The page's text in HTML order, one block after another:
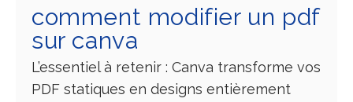
comment modifier un pdf
sur canva
L’essentiel à retenir : Canva transforme vos
PDF statiques en designs entièrement